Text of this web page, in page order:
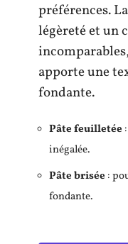
préférences.
légèreté et un
apporte une
fondante.
Pâte feuilletée
inégalée.
Pâte brisée :
fondante.